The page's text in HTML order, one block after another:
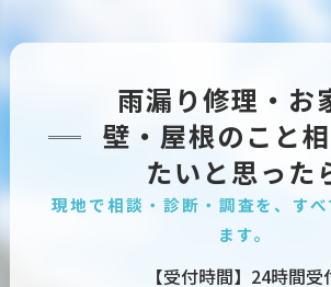
現地で相談・診断・調査を、す
ます。
雨漏り修理・お
壁・屋根のこと
たいと思った
【受付時間】24時間受